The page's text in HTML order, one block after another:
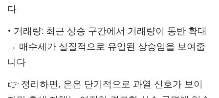
다
• 거래량: 최근 상승 구간에서 거래량이 동반 확대
→ 매수세가 실질적으로 유입된 상승임을 보여줍
니다
👉 정리하면, 은은 단기적으로 과열 신호가 보이